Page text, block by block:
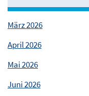
März 2026
April 2026
Mai 2026
Juni 2026